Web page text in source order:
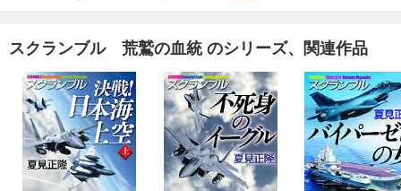
スクランブル 荒鷲の血統 のシリーズ、関連作品